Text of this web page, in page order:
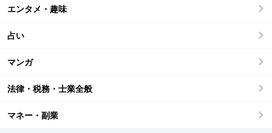
エンタメ・趣味
占い
マンガ
法律・税務・士業全般
マネー・副業